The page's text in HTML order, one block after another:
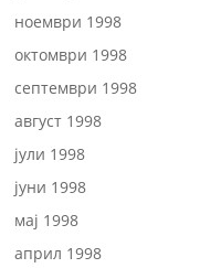
ноември 1998
октомври 1998
септември 1998
август 1998
јули 1998
јуни 1998
мај 1998
април 1998